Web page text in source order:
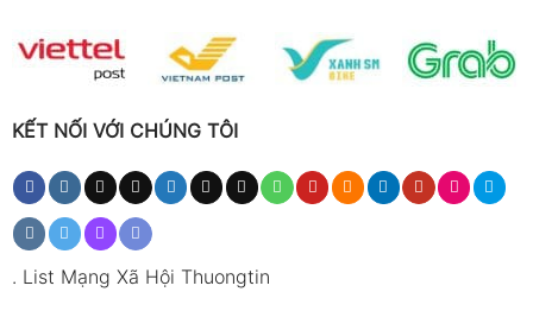
KẾT NỐI VỚI CHÚNG TÔI
. List Mạng Xã Hội Thuongtin